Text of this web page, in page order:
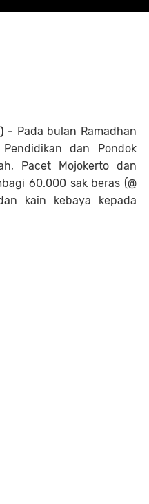
- Pada bulan Ramadhan
dan Pondok
Pacet Mojokerto dan
60.000 sak beras (@
kain kebaya kepada